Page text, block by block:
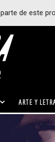
de este
ARTE Y